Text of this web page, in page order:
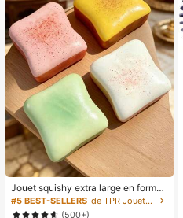
Jouet squishy extra large en forme
de toast, jouet anti-stress super do
ux en beurre de toast, disponible en
#5 BEST-SELLERS
de TPR Jouets amusants et fantaisie pour adolescen
(500+)